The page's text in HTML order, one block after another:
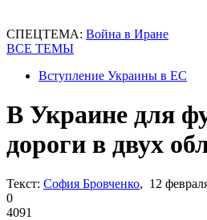
СПЕЦТЕМА: Война в Иране
ВСЕ ТЕМЫ
Вступление Украины в ЕС
В Украине для
дороги в двух
Текст: София Бровченко, 12
0
4091